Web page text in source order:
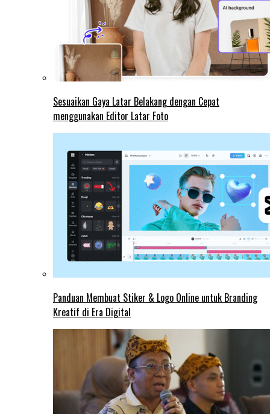
Sesuaikan Gaya Latar Belakang dengan Cepat
menggunakan Editor Latar Foto
Panduan Membuat Stiker & Logo Online untuk Branding
Kreatif di Era Digital